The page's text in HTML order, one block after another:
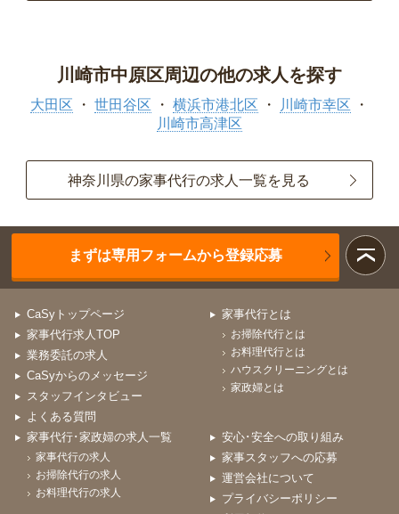
川崎市中原区周辺の他の求人を探す
大田区 世田谷区 横浜市港北区
川崎市幸区
川崎市高津区
神奈川県の家事代行の求人一覧を見る
まずは専用フォームから登録応募
CaSyトップページ
家事代行求人TOP
業務委託の求人
CaSyからのメッセージ
スタッフインタビュー
よくある質問
家事代行とは
お掃除代行とは
お料理代行とは
ハウスクリーニングとは
家政婦とは
家事代行･家政婦の求人一覧
家事代行の求人
お掃除代行の求人
お料理代行の求人
安心･安全への取り組み
家事スタッフへの応募
運営会社について
プライバシーポリシー